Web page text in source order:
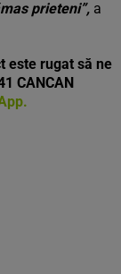
prieteni”, a
este rugat să ne
CANCAN
.